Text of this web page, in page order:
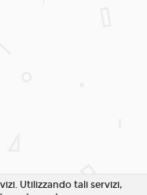
Utilizzando tali servizi,